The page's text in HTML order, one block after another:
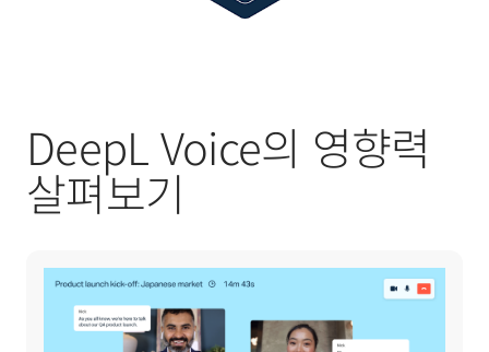
DeepL Voice의 영향력
살펴보기